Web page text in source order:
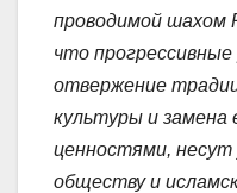
проводимой шахом
что
отвержение
культуры и замена
ценностями, несут
обществу и